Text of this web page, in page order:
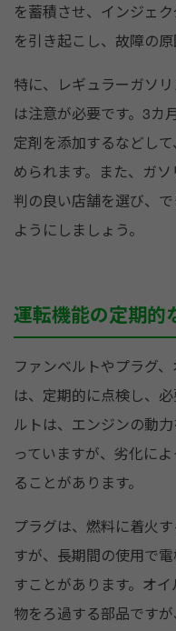
を蓄積させ、インジェ
を引き起こし、故障の原
特に、レギュラーガソ
は注意が必要です。3カ
定剤を添加するなどし
められます。また、ガ
判の良い店舗を選び、
ようにしましょう。
運転機能の定期的
ファンベルトやプラグ
は、定期的に点検し、
ルトは、エンジンの動
っていますが、劣化に
ることがあります。
プラグは、燃料に着火
すが、長期間の使用で
すことがあります。オ
物をろ過する部品です